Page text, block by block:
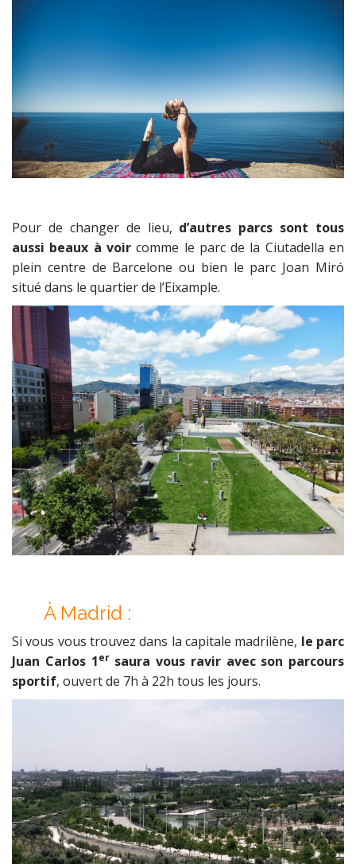
Pour de changer de lieu, d’autres parcs sont tous
aussi beaux à voircomme le parc de la Ciutadella en
plein centre de Barcelone ou bien le parc Joan Miró
situé dans le quartier de l’Eixample.
ÀMadrid :
Si vous vous trouvez dans la capitale madrilène, le parc
Juan Carlos 1ersaura vous ravir avec son parcours
sportif, ouvert de 7h à 22h tous les jours.